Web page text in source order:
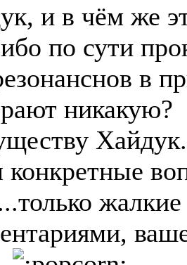
и в чём же
по сути
в
никакую?
конкретные